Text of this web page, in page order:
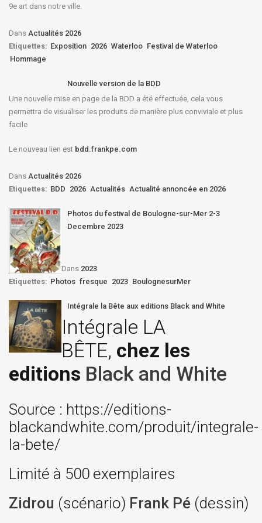
9e art dans notre ville.
Dans Actualités 2026
Etiquettes: Exposition 2026 Waterloo Festival de Waterloo
Hommage
Nouvelle version de la BDD
Une nouvelle mise en page de la BDD a été effectuée, cela vous
permettra de visualiser les produits de manière plus conviviale et plus
facile
Le nouveau lien est bdd.frankpe.com
Dans Actualités 2026
Etiquettes: BDD 2026 Actualités Actualité annoncée en 2026
Photos du festival de Boulogne-sur-Mer 2-3
Decembre 2023
Dans 2023
Etiquettes: Photos fresque 2023 BoulognesurMer
Intégrale la Bête aux editions Black and White
Intégrale LA
BÊTE, chez les
editions Black and White
Source : https://editions-
blackandwhite.com/produit/integrale-
la-bete/
Limité à 500 exemplaires
Zidrou (scénario) Frank Pé (dessin)